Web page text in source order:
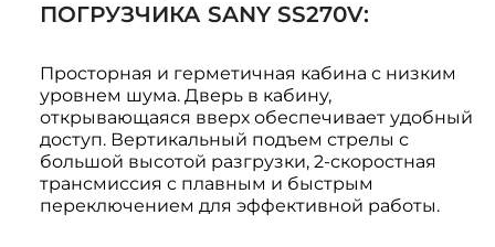
ПОГРУЗЧИКА SANY SS270V:
Просторная и герметичная кабина с низким
уровнем шума. Дверь в кабину,
открывающаяся вверх обеспечивает удобный
доступ. Вертикальный подъем стрелы с
большой высотой разгрузки, 2-скоростная
трансмиссия c плавным и быстрым
переключением для эффективной работы.